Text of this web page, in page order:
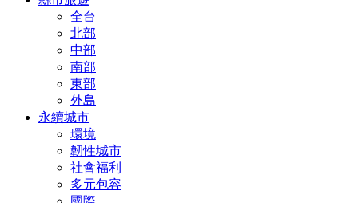
全台
北部
中部
南部
東部
外島
永續城市
環境
韌性城市
社會福利
多元包容